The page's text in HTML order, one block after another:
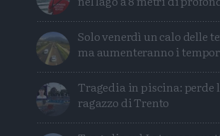
Solo venerdì un calo delle
ma aumenteranno i
Tragedia in piscina: perde
ragazzo di Trento